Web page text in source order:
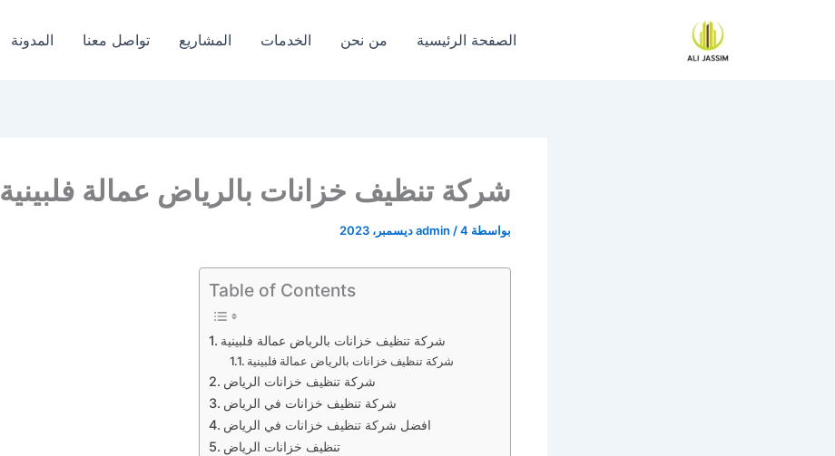
الصفحة الرئيسية من نحن الخدمات المشاريع تواصل معنا المدونة
شركة تنظيف خزانات بالرياض عمالة فلبينية
بواسطة admin /4 ديسمبر، 2023
Table of Contents
شركة تنظيف خزانات بالرياض عمالة فلبينية
شركة تنظيف خزانات بالرياض عمالة فلبينية
شركة تنظيف خزانات الرياض
شركة تنظيف خزانات في الرياض
افضل شركة تنظيف خزانات في الرياض
تنظيف خزانات الرياض